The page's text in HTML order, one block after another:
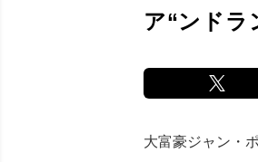
ア“ンドラ
大富豪ジャン・